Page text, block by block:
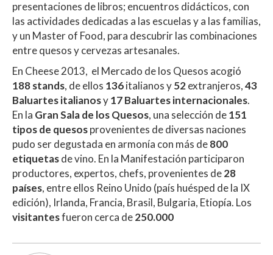
presentaciones de libros; encuentros didácticos, con
las actividades dedicadas a las escuelas y a las familias,
y un Master of Food, para descubrir las combinaciones
entre quesos y cervezas artesanales.
En Cheese 2013, el Mercado de los Quesos acogió
188 stands, de ellos 136italianos y52extranjeros,43
Baluartes italianosy17 Baluartes internacionales.
En la Gran Salade los Quesos, una selección de151
tipos de quesosprovenientes de diversas naciones
pudo ser degustada en armonía con más de800
etiquetasde vino. En la Manifestación participaron
productores, expertos, chefs, provenientes de28
países, entre ellos Reino Unido (país huésped de la IX
edición), Irlanda, Francia, Brasil, Bulgaria, Etiopía. Los
visitantesfueron cerca de250.000